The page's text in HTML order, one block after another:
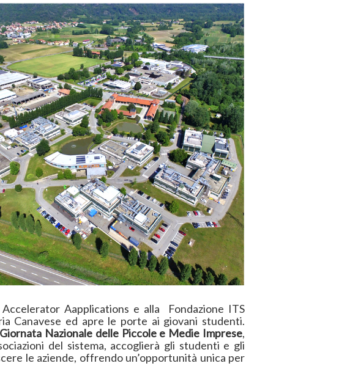
Aapplications e alla Fondazione ITS
Canavese ed apre le porte ai giovani studenti.
Nazionale delle Piccole e Medie Imprese,
del sistema, accoglierà gli studenti e gli
le aziende, offrendo un’opportunità unica per